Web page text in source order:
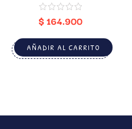
$164.900
AÑADIR AL CARRITO